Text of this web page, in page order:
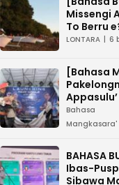
Missengi
To Berru
Tunue
LONTARA 6
[Bahasa
na “Tepo’
Bahasa
Mangkasara'
BAHASA
Ibas-
Sibawa